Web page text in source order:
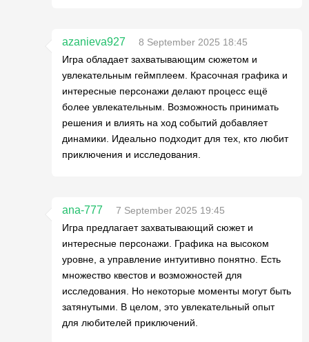
azanieva927
8 September 2025 18:45
Игра обладает захватывающим сюжетом и
увлекательным геймплеем. Красочная графика и
интересные персонажи делают процесс ещё
более увлекательным. Возможность принимать
решения и влиять на ход событий добавляет
динамики. Идеально подходит для тех, кто любит
приключения и исследования.
ana-777
7 September 2025 19:45
Игра предлагает захватывающий сюжет и
интересные персонажи. Графика на высоком
уровне, а управление интуитивно понятно. Есть
множество квестов и возможностей для
исследования. Но некоторые моменты могут быть
затянутыми. В целом, это увлекательный опыт
для любителей приключений.